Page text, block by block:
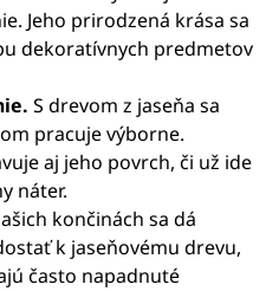
Jeho prirodzená krása sa
dekoratívnych predmetov
S drevom z jaseňa sa
pracuje výborne.
aj jeho povrch, či už ide
náter.
končinách sa dá
k jaseňovému drevu,
často napadnuté